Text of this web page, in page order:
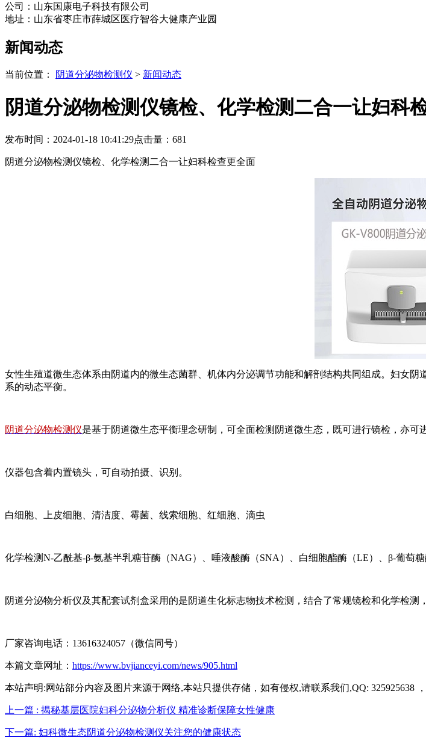
公司：山东国康电子科技有限公司
地址：山东省枣庄市薛城区医疗智谷大健康产业园
新闻动态
当前位置： 阴道分泌物检测仪 > 新闻动态
阴道分泌物检测仪镜检、化学检测二合一让妇科
发布时间：2024-01-18 10:41:29点击量： 681
阴道分泌物检测仪镜检、化学检测二合一让妇科检查更全面
女性生殖道微生态体系由阴道内的微生态菌群、机体内分泌调节功能和解剖结构共同组成。妇女
系的动态平衡。
阴道分泌物检测仪是基于阴道微生态平衡理念研制，可全面检测阴道微生态，既可进行镜检，亦可
仪器包含着内置镜头，可自动拍摄、识别。
白细胞、上皮细胞、清洁度、霉菌、线索细胞、红细胞、滴虫
化学检测N-乙酰基-β-氨基半乳糖苷酶（NAG）、唾液酸酶（SNA）、白细胞酯酶（LE）、β-葡萄
阴道分泌物分析仪及其配套试剂盒采用的是阴道生化标志物技术检测，结合了常规镜检和化学检
厂家咨询电话：13616324057（微信同号）
本篇文章网址： https://www.bvjianceyi.com/news/905.html
本站声明:网站部分内容及图片来源于网络,本站只提供存储，如有侵权,请联系我们,QQ: 325925638
上一篇 : 揭秘基层医院妇科分泌物分析仪 精准诊断保障女性健康
下一篇: 妇科微生态阴道分泌物检测仪关注您的健康状态